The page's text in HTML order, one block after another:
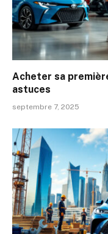
Acheter sa
astuces
septembre 7, 2025